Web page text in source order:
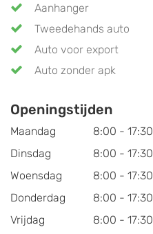
Aanhanger
Tweedehands auto
Auto voor export
Auto zonder apk
Openingstijden
Maandag
8:00 - 17:30
Dinsdag
8:00 - 17:30
Woensdag
8:00 - 17:30
Donderdag
8:00 - 17:30
Vrijdag
8:00 - 17:30